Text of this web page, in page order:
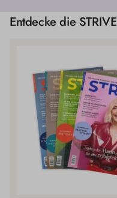
Entdecke die STRIVE